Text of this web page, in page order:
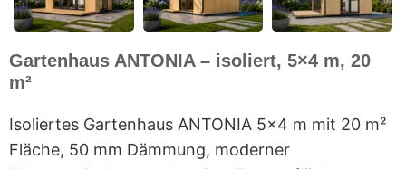
Gartenhaus ANTONIA – isoliert, 5×4 m, 20
m²
Isoliertes Gartenhaus ANTONIA 5×4 m mit 20 m²
Fläche, 50 mm Dämmung, moderner